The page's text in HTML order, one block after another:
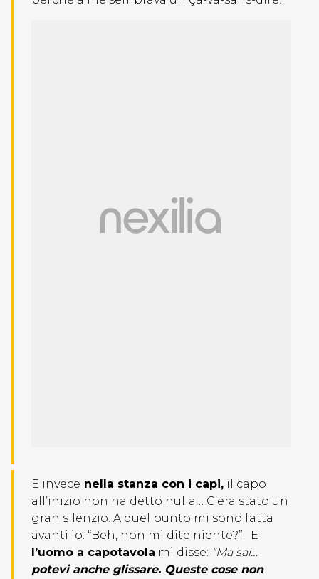
E invece nella stanza con i capi, il capo
all’inizio non ha detto nulla… C’era stato un
gran silenzio. A quel punto mi sono fatta
avanti io: “Beh, non mi dite niente?”. E
l’uomo a capotavola mi disse: “Ma sai…
potevi anche glissare. Queste cose non